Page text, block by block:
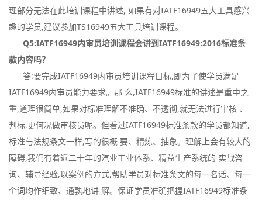
理部分无法在此培训课程中讲述, 如果有对IATF16949五大工具感兴
趣的学员,建议参加TS16949五大工具培训课程。
Q5:IATF16949内审员培训课程会讲到IATF16949:2016标准条
款内容吗？
答:要完成IATF16949内审员培训课程目标,即为了使学员满足
IATF16949内审员能力要求。那 么,IATF16949标准的讲述是重中之
重,道理很简单,如果对标准理解不准确、不透彻,就无法进行审核 、
判标,更何况做审核员呢。但看过IATF16949标准条款的学员都知道,
标准与法规条文一样,写的很概 要、精炼、抽象。理解上会有较大的
障碍,我们有着近二十年的汽业工业体系、精益生产系统的 实战咨
询、辅导经验,以案例的方式,帮助学员对标准条文的每一名话、每一
个词均作细致、通孰地讲 解。保证学员准确把握IATF16949标准条